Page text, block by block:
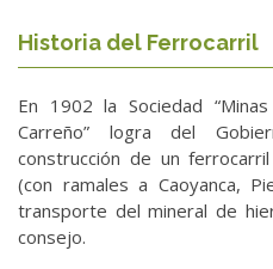
Historia del Ferrocarril
En 1902 la Sociedad
Carreño” logra del
construcción de un
(con ramales a Caoyanca,
transporte del mineral de
consejo.